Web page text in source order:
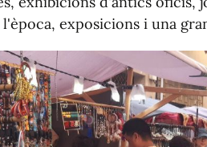
exposicions i una